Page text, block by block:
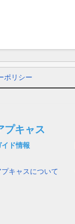
ポリシー
プキャス
イド情報
プキャスについて